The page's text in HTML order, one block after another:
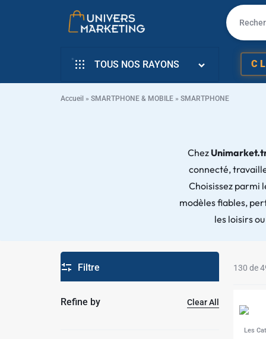
MARKETING
EN
LIGNE
EN
TOUS NOS RAYONS
INFORMATIQUE
MEUBLE & DECO
Accueil » SMARTPHONE & MOBILE » SMARTPHONE
Chez
connecté,
Choisissez parmi
modèles fiables,
les loisirs
130 de
Les
Filtre
Refine by Clear All